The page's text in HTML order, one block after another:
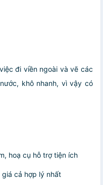
đi viền ngoài và vẽ các
khô nhanh, vì vậy có
hoạ cụ hỗ trợ tiện ích
giá cả hợp lý nhất